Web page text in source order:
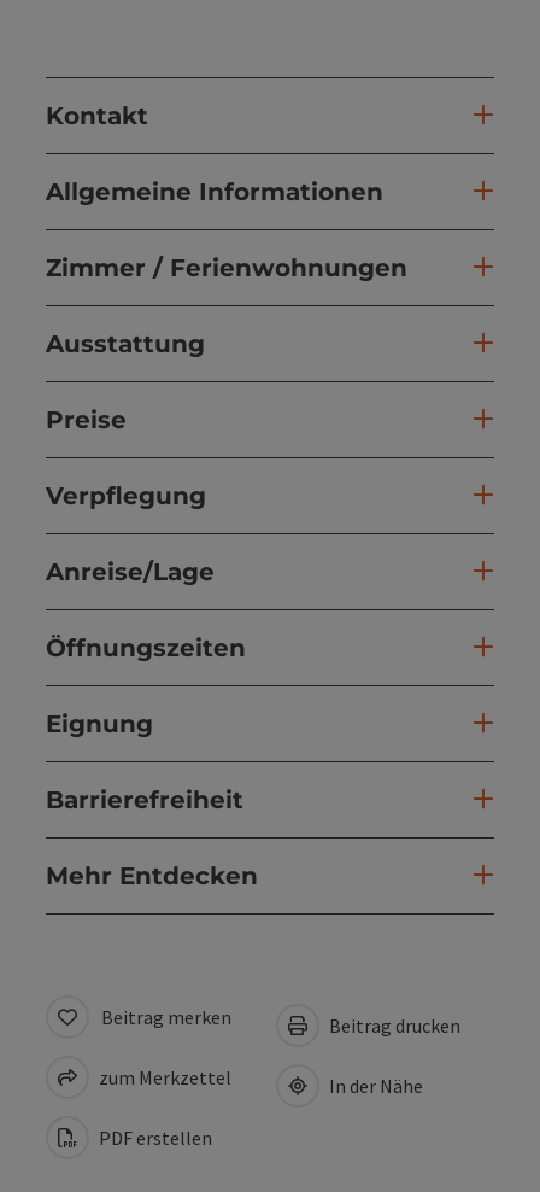
Kontakt
Allgemeine Informationen
Zimmer / Ferienwohnungen
Ausstattung
Preise
Verpflegung
Anreise/Lage
Öffnungszeiten
Eignung
Barrierefreiheit
Mehr Entdecken
Beitrag merken
zum Merkzettel
PDF erstellen
Beitrag drucken
In der Nähe